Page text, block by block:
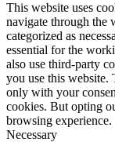
This website uses
navigate through the
categorized as
essential for the
also use third-party
you use this website.
only with your
cookies. But opting
browsing experience.
Necessary